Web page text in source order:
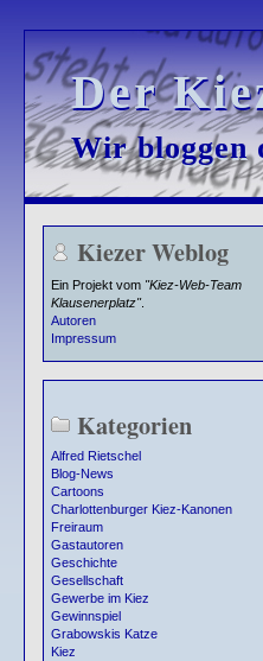
Der
Der
Wir bloggen
Wir bloggen
Kiezer Weblog
Ein Projekt vom "Kiez-Web-Team
Klausenerplatz".
Autoren
Impressum
Kategorien
Alfred Rietschel
Blog-News
Cartoons
Charlottenburger Kiez-Kanonen
Freiraum
Gastautoren
Geschichte
Gesellschaft
Gewerbe im Kiez
Gewinnspiel
Grabowskis Katze
Kiez